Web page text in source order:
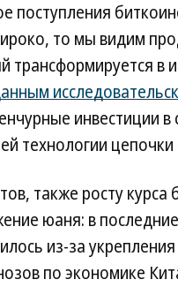
поступления
то мы видим
трансформируется в
инвестиции
технологии
также росту курса
юаня: в
из-за
по экономике